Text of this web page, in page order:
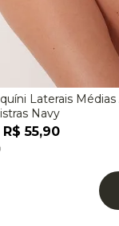
M
ADICIONAR À SACOLA
Laterais
Navy
R$ 55,90